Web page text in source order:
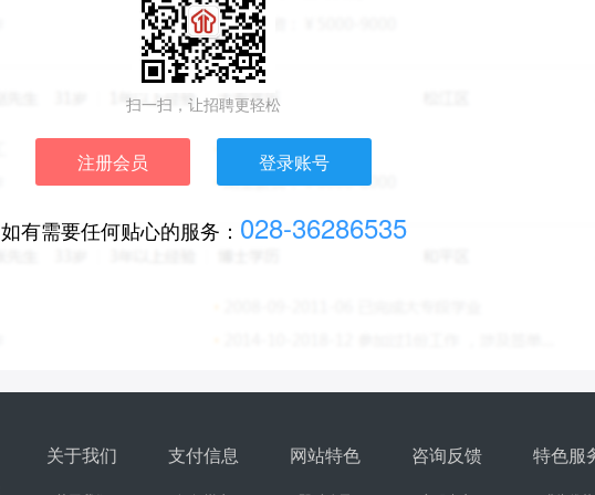
扫一扫，让招聘更轻松
注册会员 登录账号
如有需要任何贴心的服务： 028-36286535
关于我们 支付信息 网站特色 咨询反馈 特色服